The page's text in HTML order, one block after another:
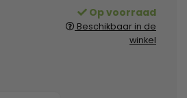
Op voorraad
Beschikbaar in de
winkel